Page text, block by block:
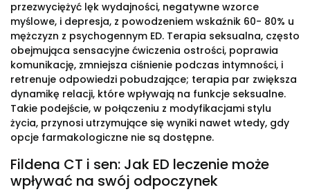
przezwyciężyć lęk wydajności, negatywne wzorce
myślowe, i depresja, z powodzeniem wskaźnik 60- 80% u
mężczyzn z psychogennym ED. Terapia seksualna, często
obejmująca sensacyjne ćwiczenia ostrości, poprawia
komunikację, zmniejsza ciśnienie podczas intymności, i
retrenuje odpowiedzi pobudzające; terapia par zwiększa
dynamikę relacji, które wpływają na funkcje seksualne.
Takie podejście, w połączeniu z modyfikacjami stylu
życia, przynosi utrzymujące się wyniki nawet wtedy, gdy
opcje farmakologiczne nie są dostępne.
Fildena CT i sen: Jak ED leczenie może
wpływać na swój odpoczynek